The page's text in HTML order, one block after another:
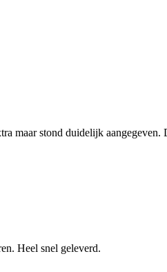
maar stond duidelijk aangegeven.
Heel snel geleverd.